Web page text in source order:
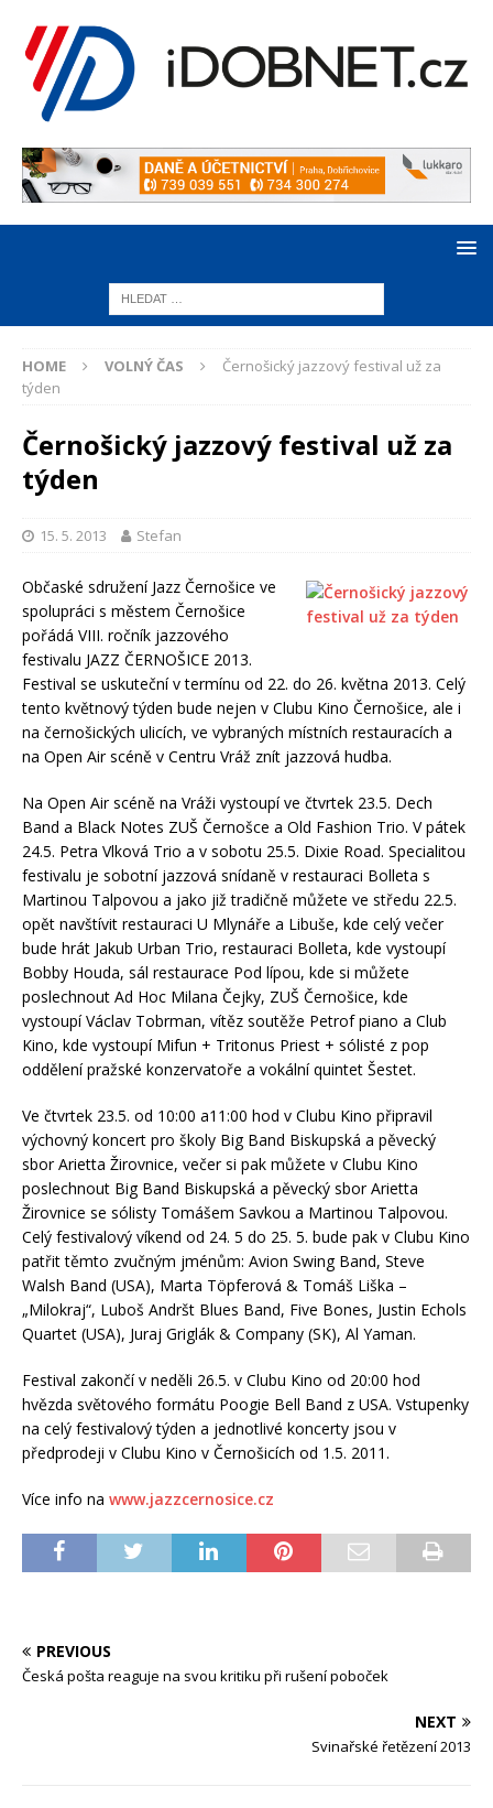
HOME VOLNÝ ČAS
Černošický jazzový festival už za
týden
Černošický jazzový festival už za
týden
15. 5. 2013 Stefan
Občaské sdružení Jazz Černošice ve
spolupráci s městem Černošice
pořádá VIII. ročník jazzového
festivalu JAZZ ČERNOŠICE 2013.
Festival se uskuteční v termínu od 22. do 26. května 2013. Celý
tento květnový týden bude nejen v Clubu Kino Černošice, ale i
na černošických ulicích, ve vybraných místních restauracích a
na Open Air scéně v Centru Vráž znít jazzová hudba.
Na Open Air scéně na Vráži vystoupí ve čtvrtek 23.5. Dech
Band a Black Notes ZUŠ Černošce a Old Fashion Trio. V pátek
24.5. Petra Vlková Trio a v sobotu 25.5. Dixie Road. Specialitou
festivalu je sobotní jazzová snídaně v restauraci Bolleta s
Martinou Talpovou a jako již tradičně můžete ve středu 22.5.
opět navštívit restauraci U Mlynáře a Libuše, kde celý večer
bude hrát Jakub Urban Trio, restauraci Bolleta, kde vystoupí
Bobby Houda, sál restaurace Pod lípou, kde si můžete
poslechnout Ad Hoc Milana Čejky, ZUŠ Černošice, kde
vystoupí Václav Tobrman, vítěz soutěže Petrof piano a Club
Kino, kde vystoupí Mifun + Tritonus Priest + sólisté z pop
oddělení pražské konzervatoře a vokální quintet Šestet.
Ve čtvrtek 23.5. od 10:00 a11:00 hod v Clubu Kino připravil
výchovný koncert pro školy Big Band Biskupská a pěvecký
sbor Arietta Žirovnice, večer si pak můžete v Clubu Kino
poslechnout Big Band Biskupská a pěvecký sbor Arietta
Žirovnice se sólisty Tomášem Savkou a Martinou Talpovou.
Celý festivalový víkend od 24. 5 do 25. 5. bude pak v Clubu Kino
patřit těmto zvučným jménům: Avion Swing Band, Steve
Walsh Band (USA), Marta Töpferová & Tomáš Liška –
„Milokraj“, Luboš Andršt Blues Band, Five Bones, Justin Echols
Quartet (USA), Juraj Griglák & Company (SK), Al Yaman.
Festival zakončí v neděli 26.5. v Clubu Kino od 20:00 hod
hvězda světového formátu Poogie Bell Band z USA. Vstupenky
na celý festivalový týden a jednotlivé koncerty jsou v
předprodeji v Clubu Kino v Černošicích od 1.5. 2011.
Více info na www.jazzcernosice.cz
PREVIOUS
Česká pošta reaguje na svou kritiku při rušení poboček
NEXT
Svinařské řetězení 2013